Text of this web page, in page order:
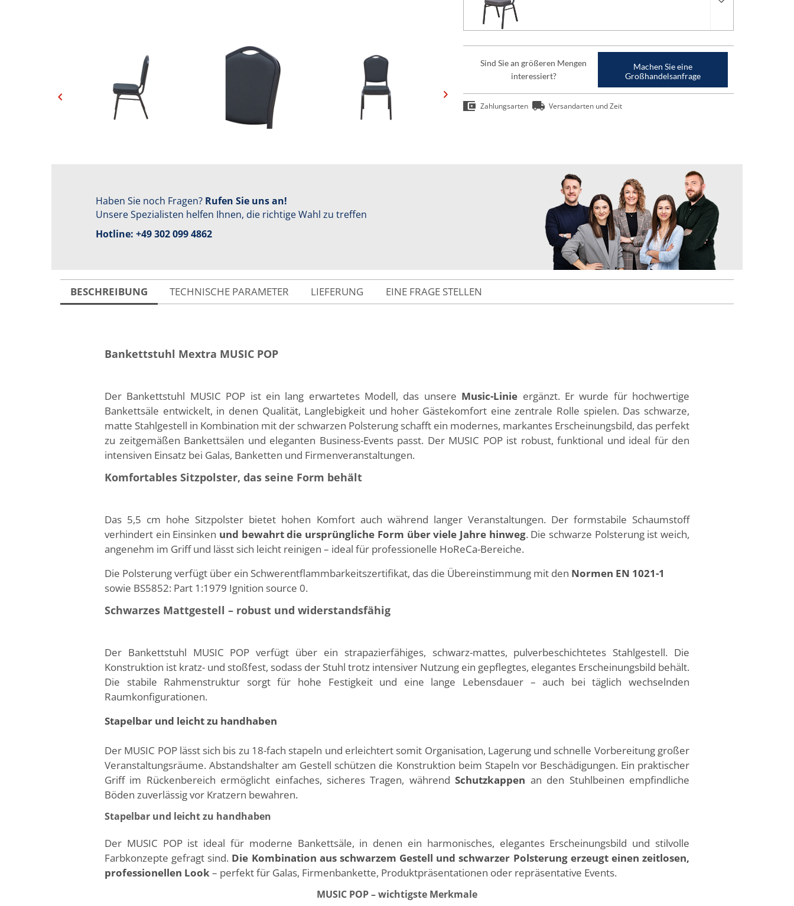
Sind Sie an größeren Mengen
interessiert?
Machen Sie eine
Großhandelsanfrage
Zahlungsarten Versandarten und Zeit
Haben Sie noch Fragen? Rufen Sie uns an!
Unsere Spezialisten helfen Ihnen, die richtige Wahl zu treffen
Hotline: +49 302 099 4862
BESCHREIBUNG TECHNISCHE PARAMETER LIEFERUNG EINE FRAGE STELLEN
Bankettstuhl Mextra MUSIC POP
Der Bankettstuhl MUSIC POP ist ein lang erwartetes Modell, das unsere Music-Linie ergänzt. Er wurde für hochwertige
Bankettsäle entwickelt, in denen Qualität, Langlebigkeit und hoher Gästekomfort eine zentrale Rolle spielen. Das schwarze,
matte Stahlgestell in Kombination mit der schwarzen Polsterung schafft ein modernes, markantes Erscheinungsbild, das perfekt
zu zeitgemäßen Bankettsälen und eleganten Business-Events passt. Der MUSIC POP ist robust, funktional und ideal für den
intensiven Einsatz bei Galas, Banketten und Firmenveranstaltungen.
Komfortables Sitzpolster, das seine Form behält
Das 5,5 cm hohe Sitzpolster bietet hohen Komfort auch während langer Veranstaltungen. Der formstabile Schaumstoff
verhindert ein Einsinken und bewahrt die ursprüngliche Form über viele Jahre hinweg. Die schwarze Polsterung ist weich,
angenehm im Griff und lässt sich leicht reinigen – ideal für professionelle HoReCa-Bereiche.
Die Polsterung verfügt über ein Schwerentflammbarkeitszertifikat, das die Übereinstimmung mit den Normen EN 1021-1
sowie BS5852: Part 1:1979 Ignition source 0.
Schwarzes Mattgestell – robust und widerstandsfähig
Der Bankettstuhl MUSIC POP verfügt über ein strapazierfähiges, schwarz-mattes, pulverbeschichtetes Stahlgestell. Die
Konstruktion ist kratz- und stoßfest, sodass der Stuhl trotz intensiver Nutzung ein gepflegtes, elegantes Erscheinungsbild behält.
Die stabile Rahmenstruktur sorgt für hohe Festigkeit und eine lange Lebensdauer – auch bei täglich wechselnden
Raumkonfigurationen.
Stapelbar und leicht zu handhaben
Der MUSIC POP lässt sich bis zu 18-fach stapeln und erleichtert somit Organisation, Lagerung und schnelle Vorbereitung großer
Veranstaltungsräume. Abstandshalter am Gestell schützen die Konstruktion beim Stapeln vor Beschädigungen. Ein praktischer
Griff im Rückenbereich ermöglicht einfaches, sicheres Tragen, währendSchutzkappen an den Stuhlbeinen empfindliche
Böden zuverlässig vor Kratzern bewahren.
Stapelbar und leicht zu handhaben
Der MUSIC POP ist ideal für moderne Bankettsäle, in denen ein harmonisches, elegantes Erscheinungsbild und stilvolle
Farbkonzepte gefragt sind. Die Kombination aus schwarzem Gestell und schwarzer Polsterung erzeugt einen zeitlosen,
professionellen Look– perfekt für Galas, Firmenbankette, Produktpräsentationen oder repräsentative Events.
MUSIC POP – wichtigste Merkmale